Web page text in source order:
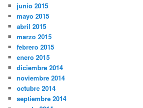
junio 2015
mayo 2015
abril 2015
marzo 2015
febrero 2015
enero 2015
diciembre 2014
noviembre 2014
octubre 2014
septiembre 2014